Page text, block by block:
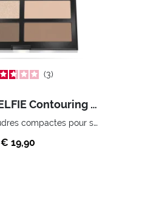
3
#READY4SELFIE Contouring & Strobing Powder Palette
Palette de poudres compactes pour sculpter et illuminer le visage.
€ 19,90